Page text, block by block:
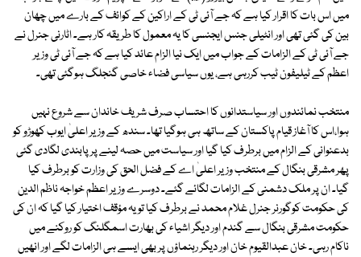
میں اس بات کا اقرار کیا ہے کہ جے آئی ٹی کے اراکین کے کوائف کے بارے میں چھان
بین کی گئی تھی اور انٹیلی جنس ایجنسی کا یہ معمول کا طریقہ کار ہے۔ اٹارنی جنرل نے
جے آئی ٹی کے الزامات کے جواب میں ایک نیا الزام عائد کیا ہے کہ جے آئی ٹی وزیر
اعظم کے ٹیلیفون ٹیب کررہی ہے، یوں سیاسی فضاء خاصی گنجلگ ہوگئی تھی۔
منتخب نمائندوں اور سیاستدانوں کا احتساب صرف شریف خاندان سے شروع نہیں
ہوا،اس کا آغاز قیام پاکستان کے ساتھ ہی ہوگیا تھا۔ سندھ کے وزیر اعلیٰ ایوب کھوڑو کو
بدعنوانی کے الزام میں برطرف کیا گیا اور سیاست میں حصہ لینے پر پابندی لگادی گئی
پھر مشرقی بنگال کے منتخب وزیر اعلیٰ اے کے فضل الحق کی وزارت کو برطرف کیا
گیا۔ ان پر ملک دشمنی کے الزامات لگائے گئے۔ دوسرے وزیر اعظم خواجہ ناظم الدین
کی حکومت کوگورنر جنرل غلام محمد نے برطرف کیا تو یہ مؤقف اختیار کیا گیا کہ ان کی
حکومت مشرقی بنگال سے گندم اور دیگر اشیاء کی بھارت اسمگلنگ کو روکنے میں
ناکام رہی۔ خان عبدالقیوم خان اور دیگر رہنماؤں پر بھی ایسے ہی الزامات لگے اور انھیں